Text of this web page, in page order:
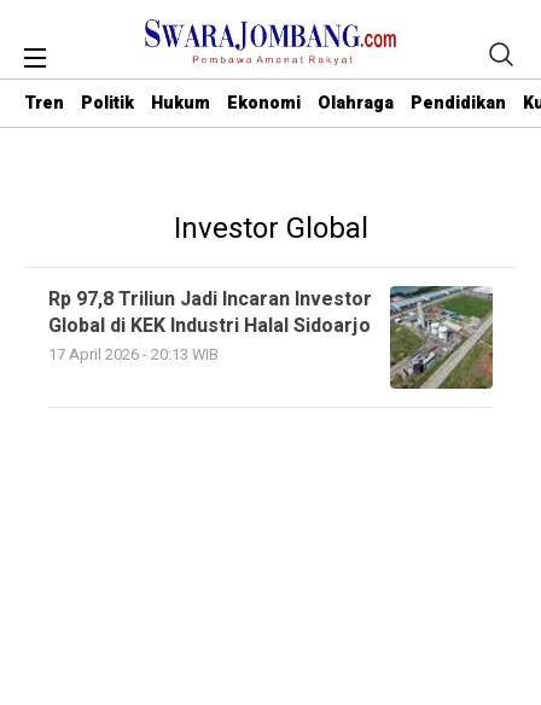
Tren Politik Hukum Ekonomi Olahraga Pendidikan
Investor Global
Rp 97,8 Triliun Jadi Incaran Investor
Global di KEK Industri Halal Sidoarjo
17 April 2026 - 20:13 WIB